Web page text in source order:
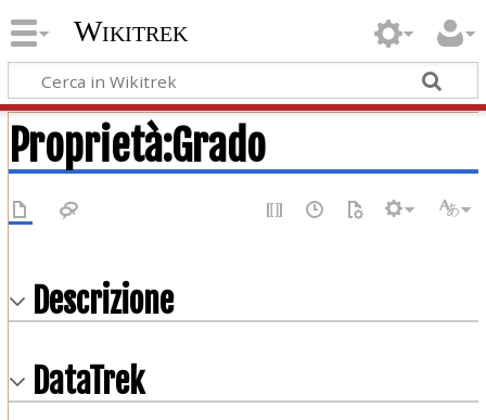
Wikitrek
Proprietà:Grado
Descrizione
DataTrek